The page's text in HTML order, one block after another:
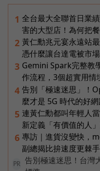
1 全台最大全聯首日業
害的大型店！為何把
2 黃仁勳兆元宴永遠站
憑什麼讓台達電被市
3 Gemini Spark完整教
作流程，3個超實用情
4 告別「極速迷思」！
麼才是 5G 時代的好網
5 連黃仁勳都叫年輕人
新定義「有價值的人
6 專訪｜進貨沒變快，
副總揭比拚速度更棘
PR
告別極速迷思！台灣